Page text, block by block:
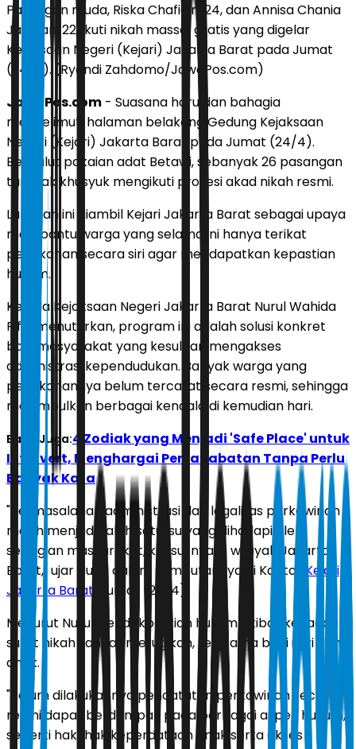
Pasangan muda, Riska Chafidin, 24, dan Annisa Chania
Jasman, 22, ikuti nikah massal gratis yang digelar
Kejaksaan Negeri (Kejari) Jakarta Barat pada Jumat
(24/4). (Ryandi Zahdomo/JawaPos.com)
JawaPos.com - Suasana haru dan bahagia
menyelimuti halaman belakang Gedung Kejaksaan
Negeri (Kejari) Jakarta Barat pada Jumat (24/4).
Berbalut pakaian adat Betawi, sebanyak 26 pasangan
tampak khusyuk mengikuti prosesi akad nikah resmi.
Langkah ini diambil Kejari Jakarta Barat sebagai upaya
membantu warga yang selama ini hanya terikat
pernikahan secara siri agar mendapatkan kepastian
hukum.
Kepala Kejaksaan Negeri Jakarta Barat Nurul Wahida
Rifal menuturkan, program ini adalah solusi konkret
bagi masyarakat yang kesulitan mengakses
administrasi kependudukan. Banyak warga yang
pernikahannya belum tercatat secara resmi, sehingga
menimbulkan berbagai kendala di kemudian hari.
Baca Juga:4 Zodiak yang Menjadi 'Safe Place' untuk
Introvert, Menghargai Persahabatan Tanpa Perlu
Banyak Kata
"Permasalahan administrasi dan legalitas perkawinan
masih menjadi salah satu isu yang dihadapi oleh
sebagian masyarakat, khususnya di wilayah Jakarta
Barat," ujar Nurul dalam sambutannya di Kantor
Kejari
Jakarta Barat , Jumat (24/4).
Menurut Nurul, ketidakpastian hukum akibat ketiadaan
surat nikah sangat merugikan, terutama bagi istri dan
anak.
"Belum dilakukannya pencatatan perkawinan secara
resmi dapat berdampak pada berbagai aspek hukum,
seperti hak-hak keperdataan anak serta akses